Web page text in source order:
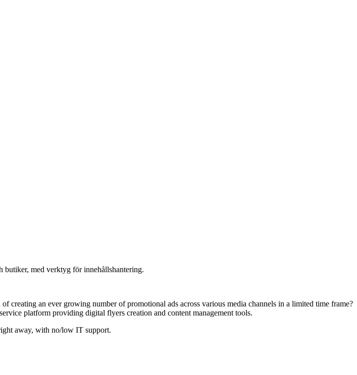
butiker, med verktyg för innehållshantering.
creating an ever growing number of promotional ads across various media channels in a limited time frame?
platform providing digital flyers creation and content management tools.
away, with no/low IT support.